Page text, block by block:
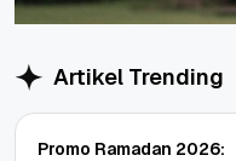
Artikel Trending
Promo Ramadan 2026: